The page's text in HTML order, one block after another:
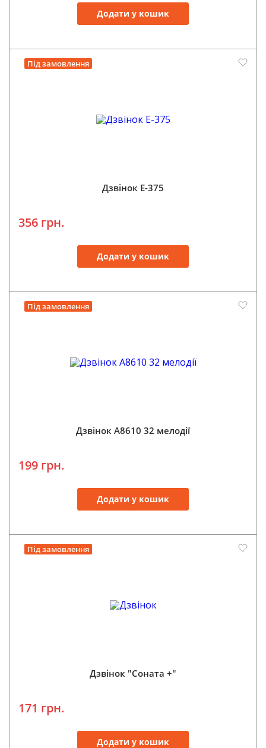
Додати у кошик
Під замовлення
Дзвінок E-375
356 грн.
Додати у кошик
Під замовлення
Дзвінок А8610 32 мелодії
199 грн.
Додати у кошик
Під замовлення
Дзвінок "Соната +"
171 грн.
Додати у кошик